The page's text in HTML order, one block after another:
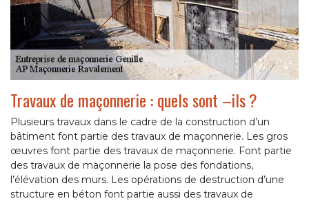
Travaux de maçonnerie : quels sont –ils ?
Plusieurs travaux dans le cadre de la construction d’un
bâtiment font partie des travaux de maçonnerie. Les gros
œuvres font partie des travaux de maçonnerie. Font partie
des travaux de maçonnerie la pose des fondations,
l’élévation des murs. Les opérations de destruction d’une
structure en béton font partie aussi des travaux de